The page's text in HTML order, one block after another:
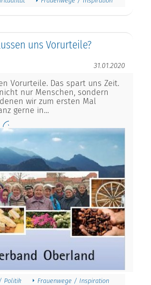
uns Vorurteile?
31.01.2020
Vorurteile. Das spart uns Zeit.
nur Menschen, sondern
wir zum ersten Mal
gerne in…
Politik Frauenwege / Inspiration